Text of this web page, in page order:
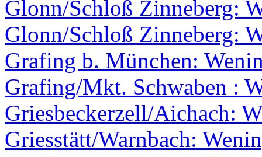
Glonn/Schloß Zinneberg:
Glonn/Schloß Zinneberg:
Grafing b. München:
Grafing/Mkt. Schwaben :
Griesbeckerzell/Aichach:
Griesstätt/Warnbach: